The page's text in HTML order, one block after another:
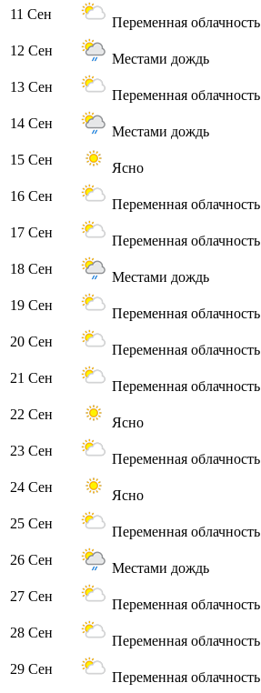
11 Сен
Переменная облачность
12 Сен
Местами дождь
13 Сен
Переменная облачность
14 Сен
Местами дождь
15 Сен
Ясно
16 Сен
Переменная облачность
17 Сен
Переменная облачность
18 Сен
Местами дождь
19 Сен
Переменная облачность
20 Сен
Переменная облачность
21 Сен
Переменная облачность
22 Сен
Ясно
23 Сен
Переменная облачность
24 Сен
Ясно
25 Сен
Переменная облачность
26 Сен
Местами дождь
27 Сен
Переменная облачность
28 Сен
Переменная облачность
29 Сен
Переменная облачность